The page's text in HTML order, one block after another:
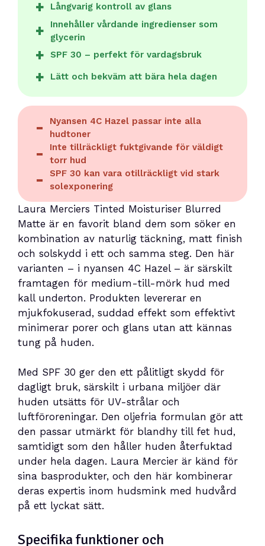
Långvarig kontroll av glans
Innehåller vårdande ingredienser som
glycerin
SPF 30 – perfekt för vardagsbruk
Lätt och bekväm att bära hela dagen
Nyansen 4C Hazel passar inte alla
hudtoner
Inte tillräckligt fuktgivande för väldigt
torr hud
SPF 30 kan vara otillräckligt vid stark
solexponering
Laura Merciers Tinted Moisturiser Blurred
Matte är en favorit bland dem som söker en
kombination av naturlig täckning, matt finish
och solskydd i ett och samma steg. Den här
varianten – i nyansen 4C Hazel – är särskilt
framtagen för medium-till-mörk hud med
kall underton. Produkten levererar en
mjukfokuserad, suddad effekt som effektivt
minimerar porer och glans utan att kännas
tung på huden.
Med SPF 30 ger den ett pålitligt skydd för
dagligt bruk, särskilt i urbana miljöer där
huden utsätts för UV-strålar och
luftföroreningar. Den oljefria formulan gör att
den passar utmärkt för blandhy till fet hud,
samtidigt som den håller huden återfuktad
under hela dagen. Laura Mercier är känd för
sina basprodukter, och den här kombinerar
deras expertis inom hudsmink med hudvård
på ett lyckat sätt.
Specifika funktioner och